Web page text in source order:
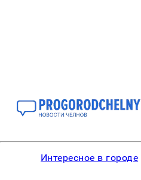
Интересное в городе